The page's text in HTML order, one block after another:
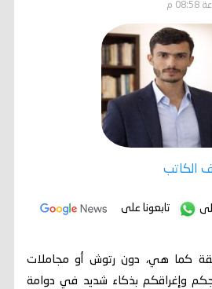
الكاتب
تابعونا على
كما هي، دون رتوش أو مجاملات
وإغراقكم بذكاء شديد في دوامة